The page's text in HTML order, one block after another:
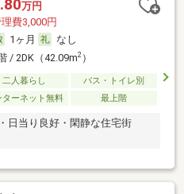
万円
費3,000円
1ヶ月
なし
/ 2DK（42.09m2）
二人暮らし
バス・トイレ別
ターネット無料 最上階
日当り良好・閑静な住宅街